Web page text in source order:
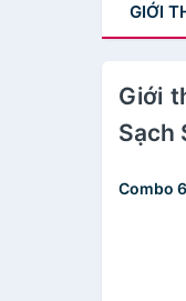
GIỚI
Giới
Sạch
Combo